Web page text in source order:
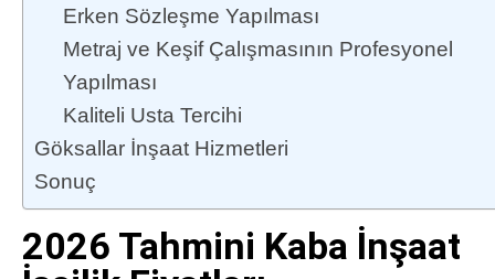
Erken Sözleşme Yapılması
Metraj ve Keşif Çalışmasının Profesyonel
Yapılması
Kaliteli Usta Tercihi
Göksallar İnşaat Hizmetleri
Sonuç
2026 Tahmini Kaba İnşaat